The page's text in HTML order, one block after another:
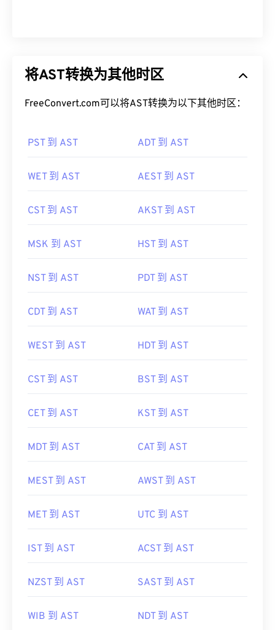
将AST转换为其他时区
FreeConvert.com可以将AST转换为以下其他时区：
PST 到 AST ADT 到 AST
WET 到 AST AEST 到 AST
CST 到 AST AKST 到 AST
MSK 到 AST HST 到 AST
NST 到 AST PDT 到 AST
CDT 到 AST WAT 到 AST
WEST 到 AST HDT 到 AST
CST 到 AST BST 到 AST
CET 到 AST KST 到 AST
MDT 到 AST CAT 到 AST
MEST 到 AST AWST 到 AST
MET 到 AST UTC 到 AST
IST 到 AST ACST 到 AST
NZST 到 AST SAST 到 AST
WIB 到 AST NDT 到 AST